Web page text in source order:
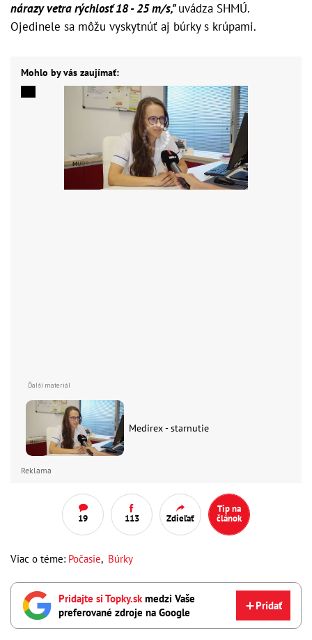
nárazy vetra rýchlosť 18 - 25 m/s,"uvádza SHMÚ.
Ojedinele sa môžu vyskytnúť aj búrky s krúpami.
Mohlo by vás zaujímať:
Medirex - starnutie
Reklama
19 113 Zdieľať
Tip na
článok
Viac o téme: Počasie, Búrky
Pridajte si Topky.sk medzi Vaše
preferované zdroje na Google
Pridať